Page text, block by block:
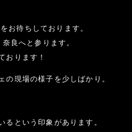
お待ちしております。
良へと参ります。
おります！
の現場の様子を少しばかり。
るという印象があります。